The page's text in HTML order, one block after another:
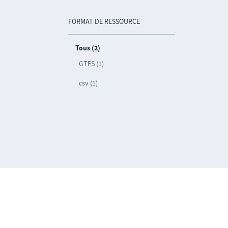
FORMAT DE RESSOURCE
Tous (2)
GTFS (1)
csv (1)